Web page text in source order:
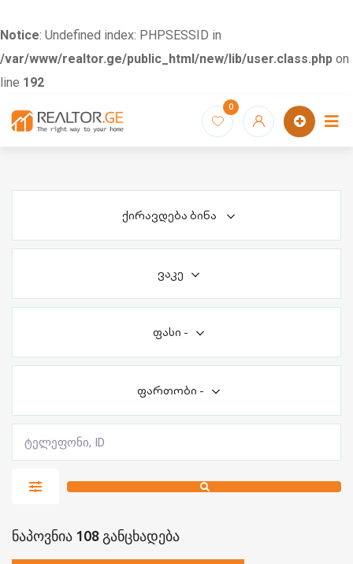
Notice: Undefined index: PHPSESSID in
/var/www/realtor.ge/public_html/new/lib/user.class.php on
line 192
0
ქირავდება ბინა
ვაკე
ფასი -
ფართობი -
ნაპოვნია 108 განცხადება